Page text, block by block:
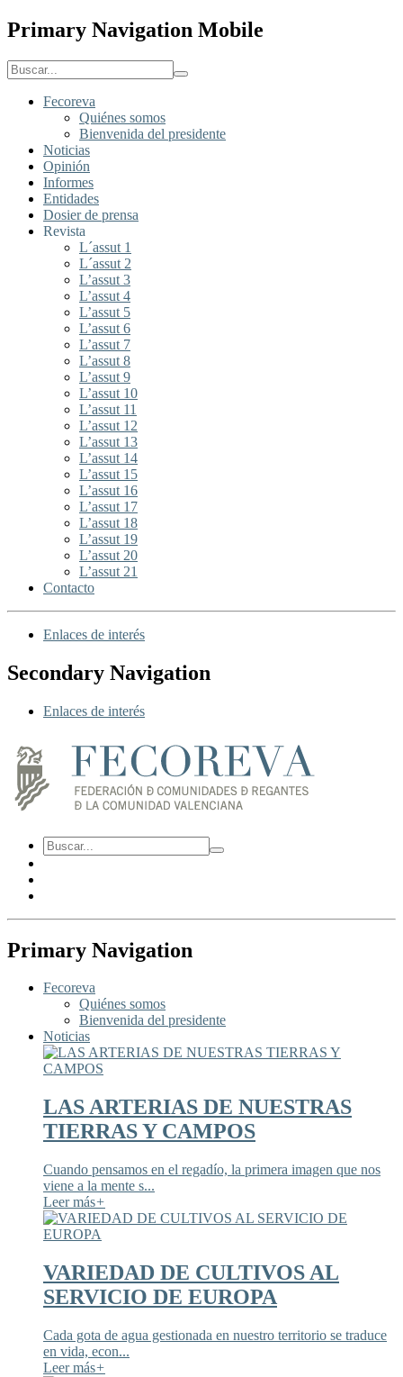
Primary Navigation Mobile
Fecoreva
Quiénes somos
Bienvenida del presidente
Noticias
Opinión
Informes
Entidades
Dosier de prensa
Revista
L´assut 1
L´assut 2
L’assut 3
L’assut 4
L’assut 5
L’assut 6
L’assut 7
L’assut 8
L’assut 9
L’assut 10
L’assut 11
L’assut 12
L’assut 13
L’assut 14
L’assut 15
L’assut 16
L’assut 17
L’assut 18
L’assut 19
L’assut 20
L’assut 21
Contacto
Enlaces de interés
Secondary Navigation
Enlaces de interés
Primary Navigation
Fecoreva
Quiénes somos
Bienvenida del presidente
Noticias
LAS ARTERIAS DE NUESTRAS
TIERRAS Y CAMPOS
Cuando pensamos en el regadío, la primera imagen que nos
viene a la mente s...
Leer más+
VARIEDAD DE CULTIVOS AL
SERVICIO DE EUROPA
Cada gota de agua gestionada en nuestro territorio se traduce
en vida, econ...
Leer más+